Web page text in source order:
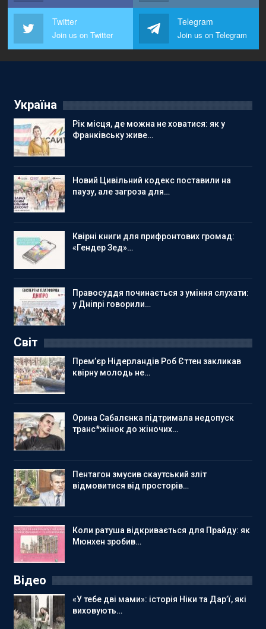
Twitter
Join us on Twitter
Telegram
Join us on Telegram
Україна
Рік місця, де можна не ховатися: як у
Франківську живе…
Новий Цивільний кодекс поставили на
паузу, але загроза для…
Квірні книги для прифронтових громад:
«Гендер Зед»…
Правосуддя починається з уміння слухати:
у Дніпрі говорили…
Світ
Прем’єр Нідерландів Роб Єттен закликав
квірну молодь не…
Орина Сабалєнка підтримала недопуск
транс*жінок до жіночих…
Пентагон змусив скаутський зліт
відмовитися від просторів…
Коли ратуша відкривається для Прайду: як
Мюнхен зробив…
Відео
«У тебе дві мами»: історія Ніки та Дар’ї, які
виховують…